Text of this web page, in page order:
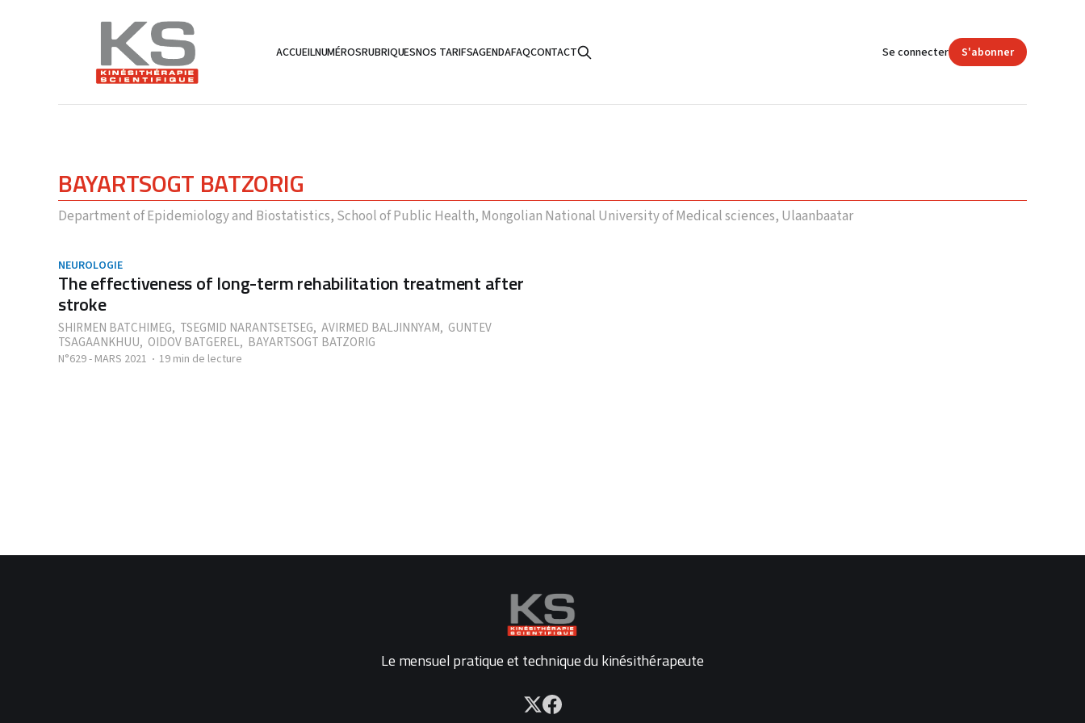
ACCUEILNUMÉROSRUBRIQUESNOS TARIFSAGENDAFAQCONTACT Se connecter S'abonner
BAYARTSOGT BATZORIG
Department of Epidemiology and Biostatistics, School of Public Health, Mongolian National University of Medical sciences, Ulaanbaatar
NEUROLOGIE
The effectiveness of long-term rehabilitation treatment after
stroke
SHIRMEN BATCHIMEG, TSEGMID NARANTSETSEG, AVIRMED BALJINNYAM, GUNTEV
TSAGAANKHUU, OIDOV BATGEREL, BAYARTSOGT BATZORIG
N°629 - MARS 2021 19 min de lecture
Le mensuel pratique et technique du kinésithérapeute